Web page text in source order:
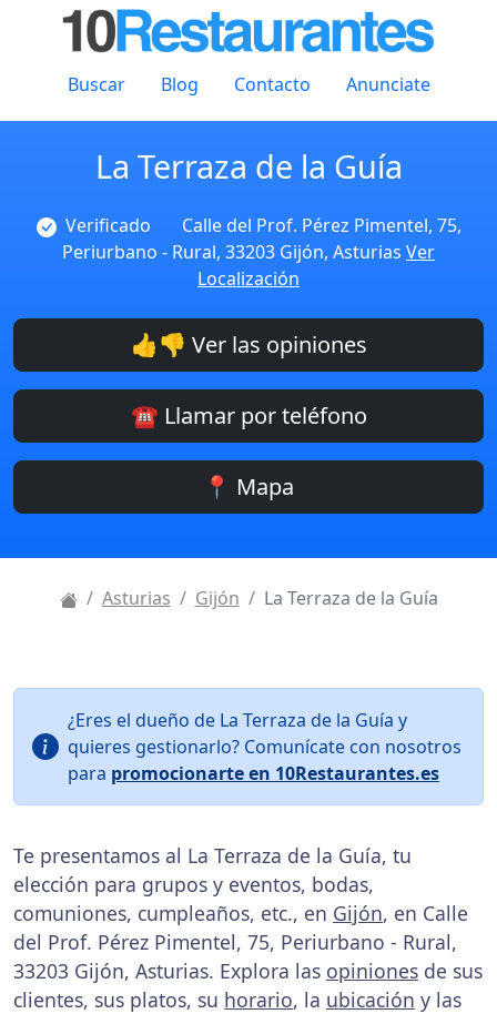
Buscar Blog Contacto Anunciate
La Terraza de la Guía
Verificado
Calle del Prof. Pérez Pimentel, 75,
Periurbano - Rural, 33203 Gijón, Asturias Ver
Localización
👍👎 Ver las opiniones
☎️ Llamar por teléfono
📍 Mapa
Asturias Gijón La Terraza de la Guía
¿Eres el dueño de La Terraza de la Guía y
quieres gestionarlo? Comunícate con nosotros
para promocionarte en 10Restaurantes.es
Te presentamos al La Terraza de la Guía, tu
elección para grupos y eventos, bodas,
comuniones, cumpleaños, etc., en Gijón, en Calle
del Prof. Pérez Pimentel, 75, Periurbano - Rural,
33203 Gijón, Asturias. Explora las opiniones de sus
clientes, sus platos, su horario, la ubicación y las